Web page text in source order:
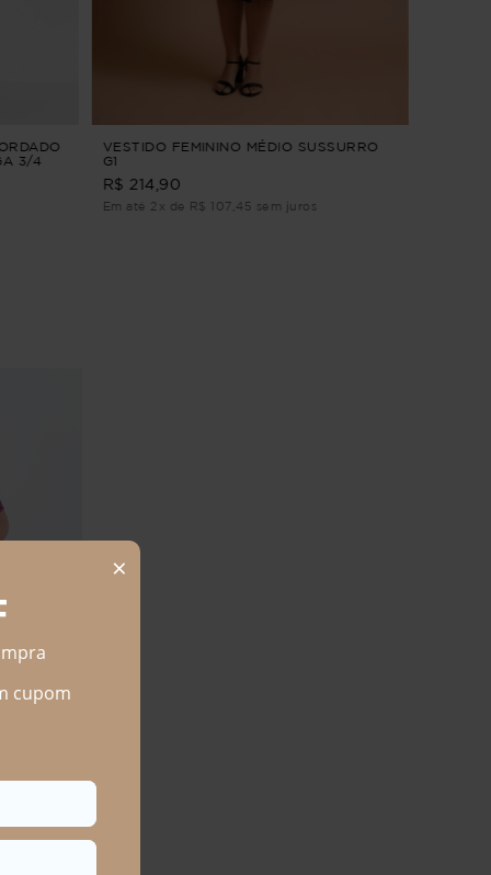
3/4
VESTIDO FEMININO MÉDIO SUSSURRO
G1
R$ 214,90
Em até 2x de R$ 107,45 sem juros